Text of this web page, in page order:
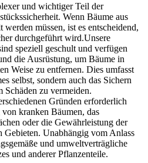
und wichtiger Teil der
Wenn Bäume aus
müssen, ist es entscheidend,
durchgeführt wird.Unsere
speziell geschult und verfügen
die Ausrüstung, um Bäume in
Weise zu entfernen. Dies umfasst
selbst, sondern auch das Sichern
Schäden zu vermeiden.
Gründen erforderlich
kranken Bäumen, das
oder die Gewährleistung der
Gebieten. Unabhängig vom Anlass
und umweltverträgliche
und anderer Pflanzenteile.